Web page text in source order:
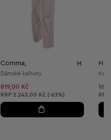
Comma, M
Dámské kalhoty
819,00 Kč
Doporučená cena:
RRP 2 243,00 Kč (-63%) RRP